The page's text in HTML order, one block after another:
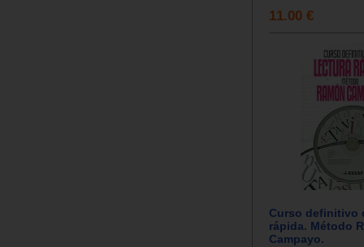
11.00 €
Curso definitivo
rápida. Método
Campayo.